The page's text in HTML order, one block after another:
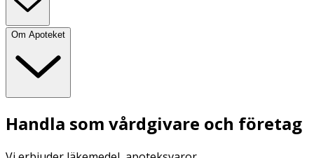
Om Apoteket
Handla som vårdgivare och företag